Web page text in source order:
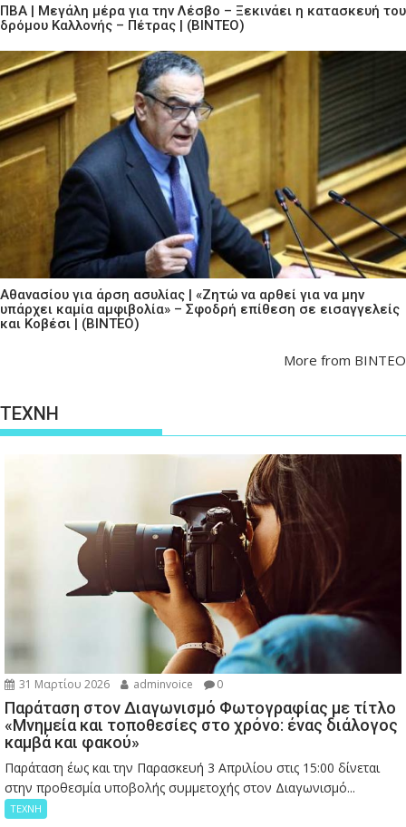
ΠΒΑ | Μεγάλη μέρα για την Λέσβο – Ξεκινάει η κατασκευή του
δρόμου Καλλονής – Πέτρας | (ΒΙΝΤΕΟ)
Αθανασίου για άρση ασυλίας | «Ζητώ να αρθεί για να μην
υπάρχει καμία αμφιβολία» – Σφοδρή επίθεση σε εισαγγελείς
και Κοβέσι | (ΒΙΝΤΕΟ)
More from ΒΙΝΤΕΟ
ΤΕΧΝΗ
31 Μαρτίου 2026 adminvoice 0
Παράταση στον Διαγωνισμό Φωτογραφίας με τίτλο
«Μνημεία και τοποθεσίες στο χρόνο: ένας διάλογος
καμβά και φακού»
Παράταση έως και την Παρασκευή 3 Απριλίου στις 15:00 δίνεται
στην προθεσμία υποβολής συμμετοχής στον Διαγωνισμό...
ΤΕΧΝΗ